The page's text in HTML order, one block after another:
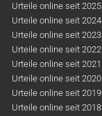
Urteile online seit 2025
Urteile online seit 2024
Urteile online seit 2023
Urteile online seit 2022
Urteile online seit 2021
Urteile online seit 2020
Urteile online seit 2019
Urteile online seit 2018